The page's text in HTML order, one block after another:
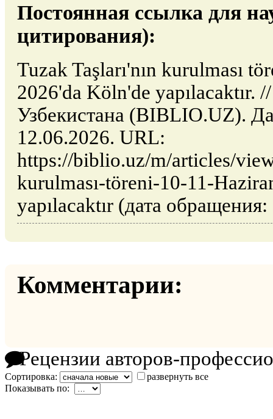
Постоянная ссылка для
цитирования):
Tuzak Taşları'nın kurulması
2026'da Köln'de yapılacaktır.
Узбекистана (BIBLIO.UZ).
12.06.2026. URL:
https://biblio.uz/m/articles/
kurulması-töreni-10-11-
yapılacaktır (дата
Комментарии:
Рецензии авторов-
Сортировка:
развернуть все
Показывать по: